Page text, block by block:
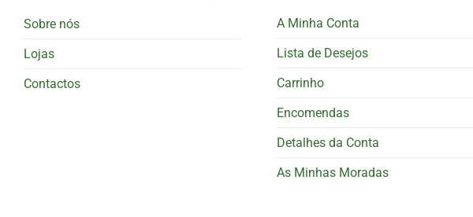
Sobre nós
Lojas
Contactos
A Minha Conta
Lista de Desejos
Carrinho
Encomendas
Detalhes da Conta
As Minhas Moradas